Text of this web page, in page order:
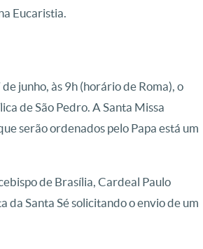
Eucaristia.
junho, às 9h (horário de Roma), o
de São Pedro. A Santa Missa
serão ordenados pelo Papa está um
de Brasília, Cardeal Paulo
da Santa Sé solicitando o envio de um